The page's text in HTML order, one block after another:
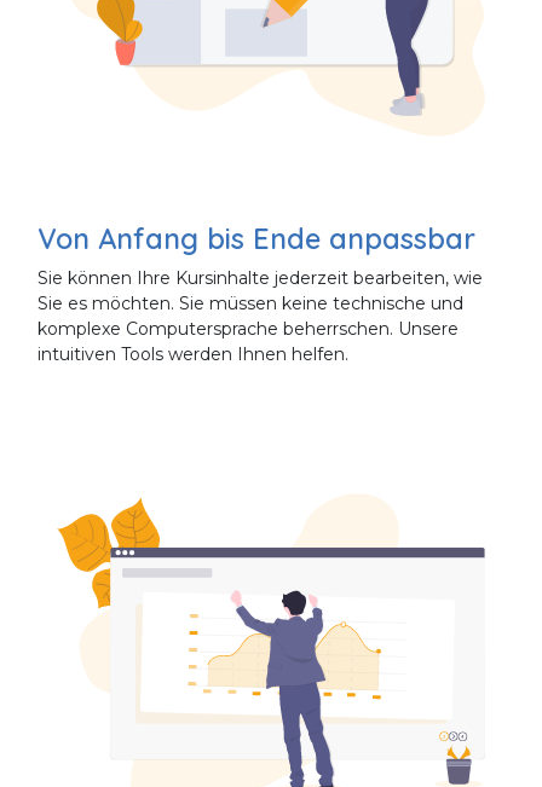
Von Anfang bis Ende anpassbar
Sie können Ihre Kursinhalte jederzeit bearbeiten, wie
Sie es möchten. Sie müssen keine technische und
komplexe Computersprache beherrschen. Unsere
intuitiven Tools werden Ihnen helfen.